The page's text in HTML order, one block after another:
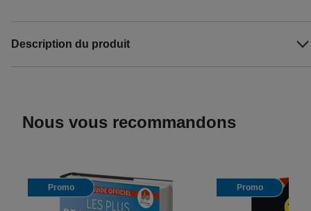
Description du produit
Nous vous recommandons
Promo Promo